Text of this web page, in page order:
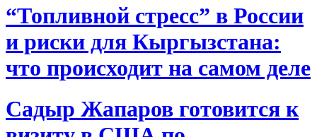
“Топливной стресс” в России
и риски для Кыргызстана:
что происходит на самом деле
Садыр Жапаров готовится к